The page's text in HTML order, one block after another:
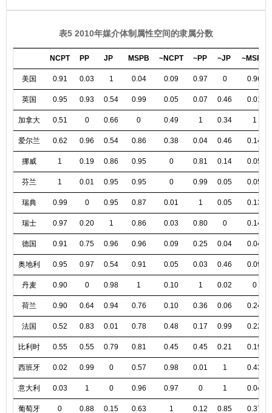
表5 2010年媒介体制属性空间的隶属分数
NCPT PP JP MSPB ~NCPT ~PP ~JP ~MSPB
美国 0.91 0.03 1 0.04 0.09 0.97 0 0.96
英国 0.95 0.93 0.54 0.99 0.05 0.07 0.46 0.01
加拿大 0.51 0 0.66 0 0.49 1 0.34 1
爱尔兰 0.62 0.96 0.54 0.86 0.38 0.04 0.46 0.14
挪威 1 0.19 0.86 0.95 0 0.81 0.14 0.05
芬兰 1 0.01 0.95 0.95 0 0.99 0.05 0.05
瑞典 0.99 0 0.95 0.87 0.01 1 0.05 0.13
瑞士 0.97 0.20 1 0.86 0.03 0.80 0 0.14
德国 0.91 0.75 0.96 0.96 0.09 0.25 0.04 0.04
奥地利 0.95 0.97 0.54 0.91 0.05 0.03 0.46 0.09
丹麦 0.90 0 0.98 1 0.10 1 0.02 0
荷兰 0.90 0.64 0.94 0.76 0.10 0.36 0.06 0.24
法国 0.52 0.83 0.01 0.78 0.48 0.17 0.99 0.22
比利时 0.55 0.55 0.79 0.81 0.45 0.45 0.21 0.19
西班牙 0.02 0.99 0 0.57 0.98 0.01 1 0.43
意大利 0.03 1 0 0.96 0.97 0 1 0.04
葡萄牙 0 0.88 0.15 0.63 1 0.12 0.85 0.37